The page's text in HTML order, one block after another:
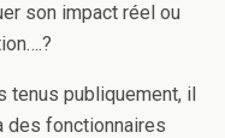
son impact réel ou
tenus publiquement, il
des fonctionnaires